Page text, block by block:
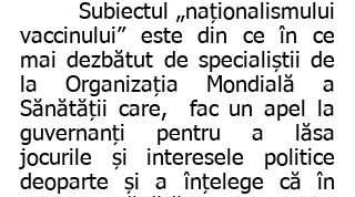
vaccinului” este din ce în ce
mai dezbătut de specialiștii de
la Organizația Mondială a
Sănătății care,  fac un apel la
guvernanți pentru a lăsa
jocurile și interesele politice
deoparte și a înțelege că în